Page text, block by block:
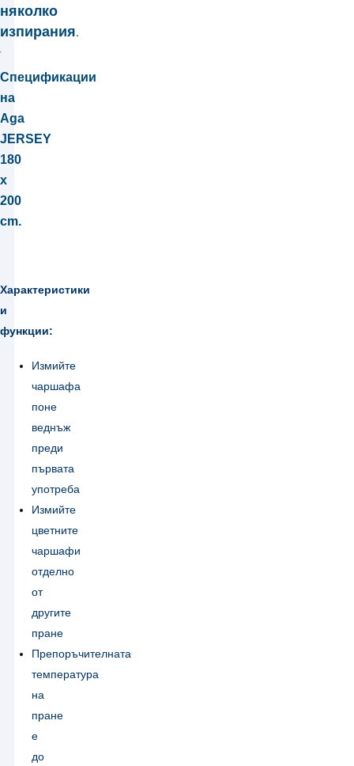
няколко
изпирания.
Спецификации
на
Aga
JERSEY
180
x
200
cm.
Характеристики
и
функции:
Измийте
чаршафа
поне
веднъж
преди
първата
употреба
Измийте
цветните
чаршафи
отделно
от
другите
пране
Препоръчителната
температура
на
пране
е
до